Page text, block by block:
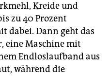
Kreide und
zu 40 Prozent
dabei. Dann geht das
eine Maschine mit
Endloslaufband aus
während die